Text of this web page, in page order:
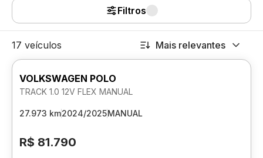
Filtros
17 veículos Mais relevantes
VOLKSWAGEN POLO
TRACK 1.0 12V FLEX MANUAL
27.973 km2024/2025MANUAL
R$ 81.790